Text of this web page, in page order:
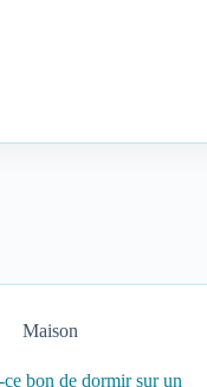
Maison
ce bon de dormir sur un